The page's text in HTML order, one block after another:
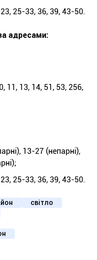
25-33, 36, 39, 43-50.
адресами:
11, 13, 14, 51, 53, 256,
13-27 (непарні),
25-33, 36, 39, 43-50.
світло